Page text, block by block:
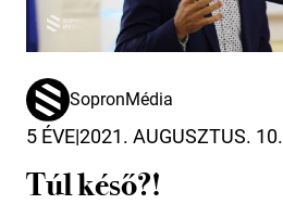
SopronMédia
5 ÉVE|2021. AUGUSZTUS. 10.
Túl késő?!